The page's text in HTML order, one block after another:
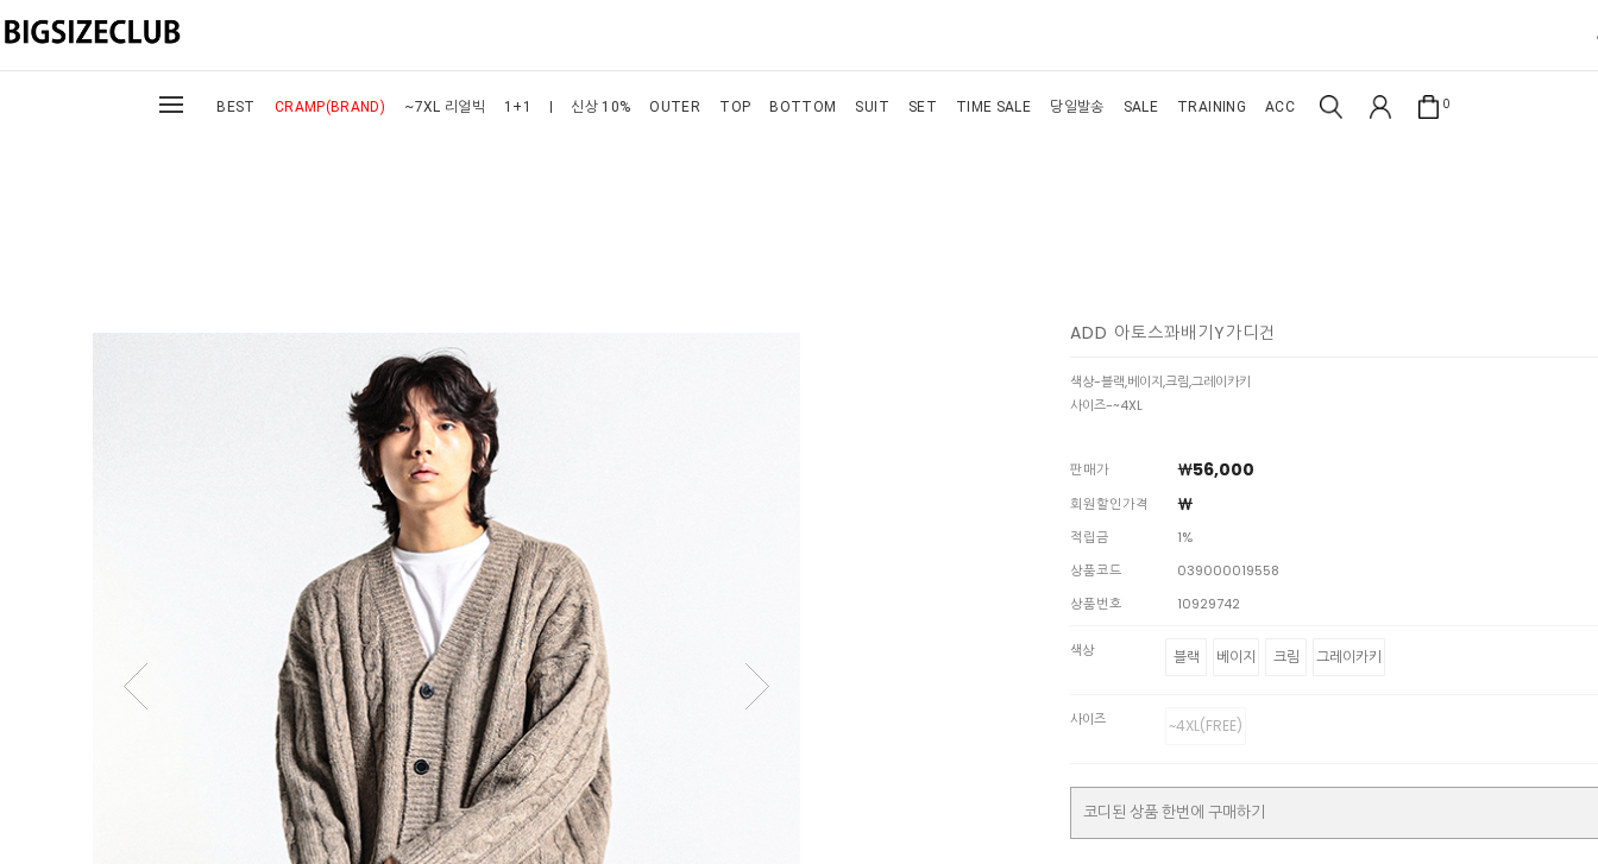
BEST CRAMP(BRAND) ~7XL 리얼빅 1+1 신상 10% OUTER TOP BOTTOM SUIT SET TIME SALE 당일발송 SALE TRAINING ACC 0
ADD 아토스꽈배기Y가디건
색상-블랙,베이지,크림,그레이카키
사이즈-~4XL
판매가 ￦56,000
회원할인가격 ￦
적립금
1%
상품코드
039000019558
상품번호
10929742
색상 블랙 베이지 크림 그레이카키
사이즈 ~4XL(FREE)
코디된 상품 한번에 구매하기